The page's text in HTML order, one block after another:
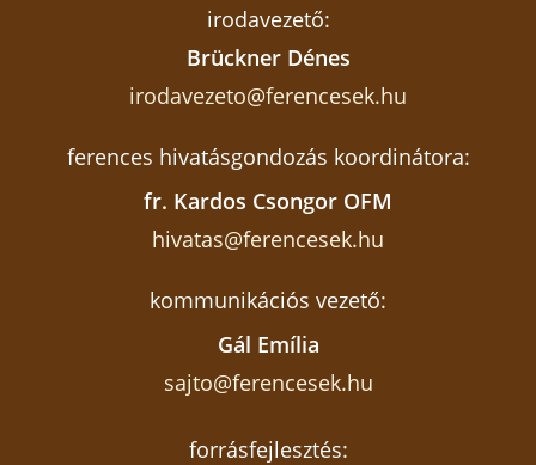
irodavezető:
Brückner Dénes
irodavezeto@ferencesek.hu
ferences hivatásgondozás koordinátora:
fr. Kardos Csongor OFM
hivatas@ferencesek.hu
kommunikációs vezető:
Gál Emília
sajto@ferencesek.hu
forrásfejlesztés: